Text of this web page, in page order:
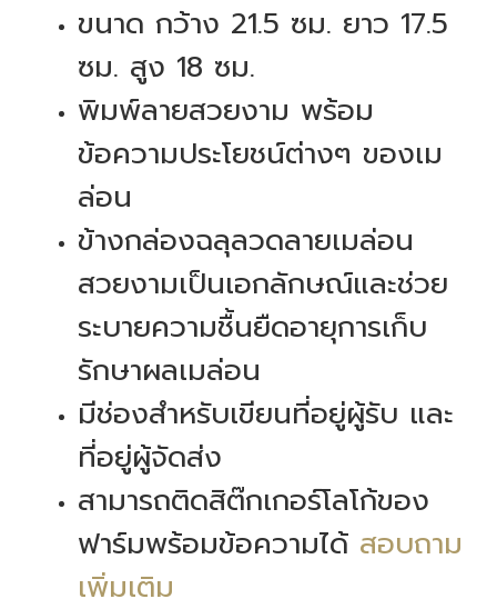
ขนาด กว้าง 21.5 ซม. ยาว 17.5
ซม. สูง 18 ซม.
พิมพ์ลายสวยงาม พร้อม
ข้อความประโยชน์ต่างๆ ของเม
ล่อน
ข้างกล่องฉลุลวดลายเมล่อน
สวยงามเป็นเอกลักษณ์และช่วย
ระบายความชื้นยืดอายุการเก็บ
รักษาผลเมล่อน
มีช่องสำหรับเขียนที่อยู่ผู้รับ และ
ที่อยู่ผู้จัดส่ง
สามารถติดสิต๊กเกอร์โลโก้ของ
ฟาร์มพร้อมข้อความได้ สอบถาม
เพิ่มเติม